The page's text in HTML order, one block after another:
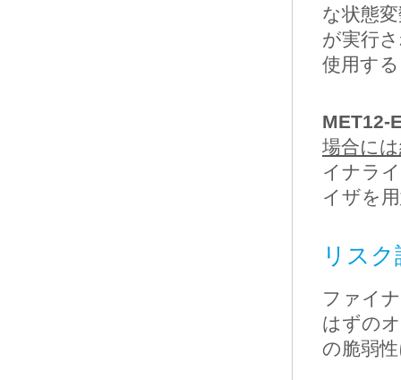
な状態
が実行
使用す
MET12-
場合に
イナラ
イザを
リス
ファイ
はずの
の脆弱